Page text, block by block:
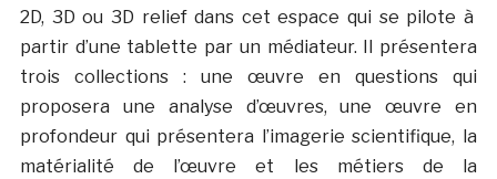
2D, 3D ou 3D relief dans cet espace qui se pilote à
partir d’une tablette par un médiateur. Il présentera
trois collections : une œuvre en questions qui
proposera une analyse d’œuvres, une œuvre en
profondeur qui présentera l’imagerie scientifique, la
matérialité de l’œuvre et les métiers de la